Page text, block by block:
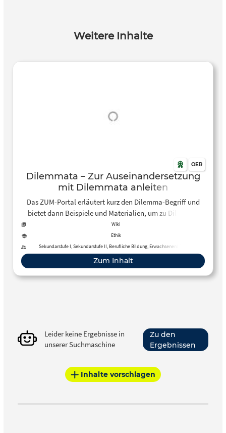
Weitere Inhalte
OER
Dilemmata – Zur Auseinandersetzung
mit Dilemmata anleiten
Das ZUM-Portal erläutert kurz den Dilemma-Begriff und
bietet dann Beispiele und Materialien, um zu Dilemma-
Situationen in Essay-Form Stellung zu beziehen.
Wiki
Ethik
Sekundarstufe I, Sekundarstufe II, Berufliche Bildung, Erwachsenenbildung
Zum Inhalt
Leider keine Ergebnisse in
unserer Suchmaschine
Zu den
Ergebnissen
Inhalte vorschlagen